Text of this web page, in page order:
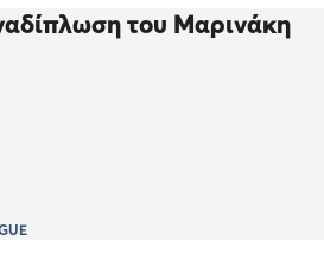
του Μαρινάκη